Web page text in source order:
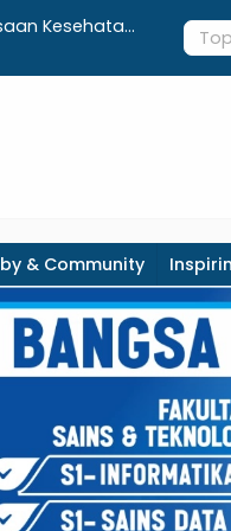
Kesehatan
Bupati
Warga
& Community